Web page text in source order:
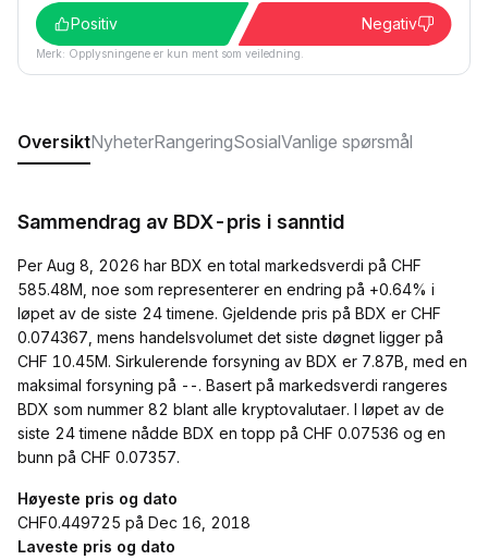
Positiv
Negativ
Merk: Opplysningene er kun ment som veiledning.
OversiktNyheterRangeringSosialVanlige spørsmål
Sammendrag av BDX-pris i sanntid
Per Aug 8, 2026 har BDX en total markedsverdi på CHF
585.48M, noe som representerer en endring på +0.64% i
løpet av de siste 24 timene. Gjeldende pris på BDX er CHF
0.074367, mens handelsvolumet det siste døgnet ligger på
CHF 10.45M. Sirkulerende forsyning av BDX er 7.87B, med en
maksimal forsyning på --. Basert på markedsverdi rangeres
BDX som nummer 82 blant alle kryptovalutaer. I løpet av de
siste 24 timene nådde BDX en topp på CHF 0.07536 og en
bunn på CHF 0.07357.
Høyeste pris og dato
CHF0.449725 på Dec 16, 2018
Laveste pris og dato